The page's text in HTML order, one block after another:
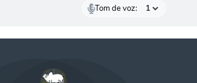
Tom de voz: